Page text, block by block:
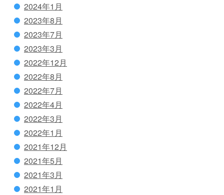
2024年1月
2023年8月
2023年7月
2023年3月
2022年12月
2022年8月
2022年7月
2022年4月
2022年3月
2022年1月
2021年12月
2021年5月
2021年3月
2021年1月